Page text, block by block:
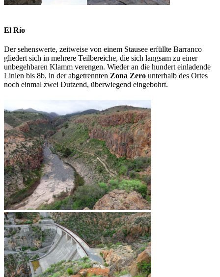
El Río
Der sehenswerte, zeitweise von einem Stausee erfüllte Barranco
gliedert sich in mehrere Teilbereiche, die sich langsam zu einer
unbegehbaren Klamm verengen. Wieder an die hundert einladende
Linien bis 8b, in der abgetrennten Zona Zero unterhalb des Ortes
noch einmal zwei Dutzend, überwiegend eingebohrt.